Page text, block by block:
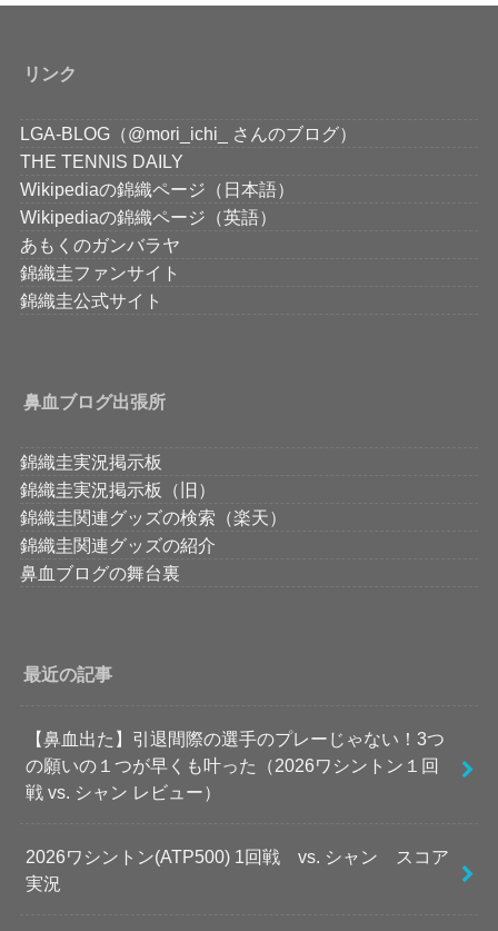
リンク
LGA-BLOG（@mori_ichi_ さんのブログ）
THE TENNIS DAILY
Wikipediaの錦織ページ（日本語）
Wikipediaの錦織ページ（英語）
あもくのガンバラヤ
錦織圭ファンサイト
錦織圭公式サイト
鼻血ブログ出張所
錦織圭実況掲示板
錦織圭実況掲示板（旧）
錦織圭関連グッズの検索（楽天）
錦織圭関連グッズの紹介
鼻血ブログの舞台裏
最近の記事
【鼻血出た】引退間際の選手のプレーじゃない！3つ
の願いの１つが早くも叶った（2026ワシントン１回
戦 vs. シャン レビュー）
2026ワシントン(ATP500) 1回戦 vs. シャン スコア
実況